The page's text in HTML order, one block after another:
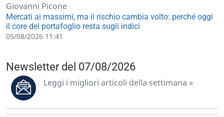
Giovanni Picone
Mercati ai massimi, ma il rischio cambia volto: perché oggi
il core del portafoglio resta sugli indici
05/08/2026 11:41
Newsletter del 07/08/2026
Leggi i migliori articoli della settimana »